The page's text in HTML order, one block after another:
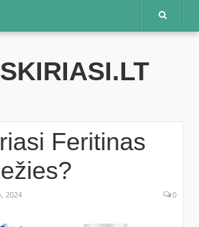
Feritinas
2024 0